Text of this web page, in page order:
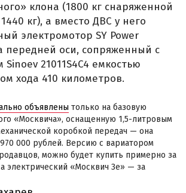
клона (1800 кг снаряженной
кг), а вместо ДВС у него
электромотор SY Power
передней оси, сопряженный с
Sinoev 21011S4C4 емкостью
хода 410 километров.
объявлены только на базовую
«Москвича», оснащенную 1,5-литровым
коробкой передач — она
000 рублей. Версию с вариатором
можно будет купить примерно за
электрический «Москвич 3е» — за